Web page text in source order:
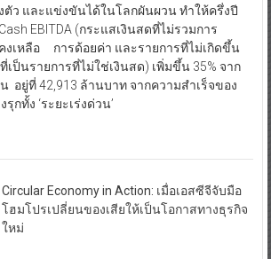
ตัว และแข่งขันได้ในโลกผันผวน ทำให้ครึ่งปี
EBITDA (กระแสเงินสดที่ไม่รวมการ
เหลือ การด้อยค่า และรายการที่ไม่เกิดขึ้น
เป็นรายการที่ไม่ใช่เงินสด) เพิ่มขึ้น 35% จาก
อยู่ที่ 42,913 ล้านบาท จากความสำเร็จของ
กทั้ง ‘ระยะเร่งด่วน’
Circular Economy in Action: เมื่อเอสซีจีจับมือ
โฮมโปรเปลี่ยนของเสียให้เป็นโอกาสทางธุรกิจ
ใหม่